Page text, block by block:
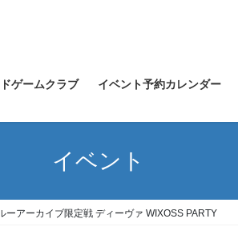
ゲームクラブ イベント予約カレンダー
イベント
アーカイブ限定戦 ディーヴァ WIXOSS PARTY